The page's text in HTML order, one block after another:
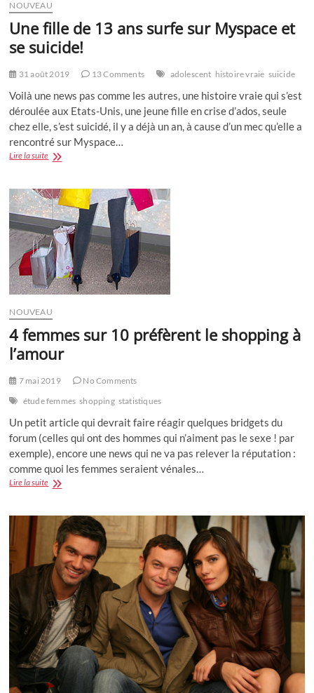
NOUVEAU
Une fille de 13 ans surfe sur Myspace et
se suicide!
31 août 2019 13 Comments adolescent histoire vraie suicide
Voilà une news pas comme les autres, une histoire vraie qui s’est
déroulée aux Etats-Unis, une jeune fille en crise d’ados, seule
chez elle, s’est suicidé, il y a déjà un an, à cause d’un mec qu’elle a
rencontré sur Myspace…
Lire la suiteUne
13
ans
surfe
sur
Myspace
et
se
suicide!
NOUVEAU
4 femmes sur 10 préfèrent le shopping à
l’amour
7 mai 2019
No Comments
étude femmes shopping statistiques
Un petit article qui devrait faire réagir quelques bridgets du
forum (celles qui ont des hommes qui n’aiment pas le sexe ! par
exemple), encore une news qui ne va pas relever la réputation :
comme quoi les femmes seraient vénales…
Lire la suite4
préfèrent
le
shopping
à
l’amour